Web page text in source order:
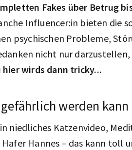
Fakes über Betrug
Influencer:in bieten die
psychischen Probleme,
nicht nur darzustellen,
hier wirds dann tricky...
werden kann
niedliches Katzenvideo,
Hannes – das kann toll